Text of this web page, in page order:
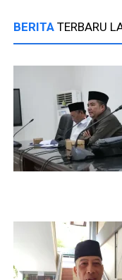
BERITA TERBARU